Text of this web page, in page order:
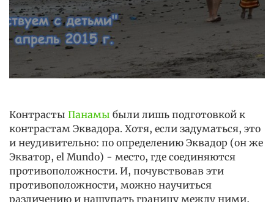
Контрасты Панамы были лишь подготовкой к
контрастам Эквадора. Хотя, если задуматься, это
и неудивительно: по определению Эквадор (он же
Экватор, el Mundo) - место, где соединяются
противоположности. И, почувствовав эти
противоположности, можно научиться
различению и нащупать границу между ними,